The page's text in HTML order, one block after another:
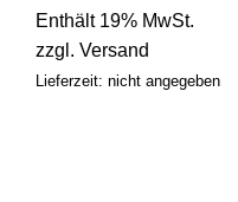
Enthält 19% MwSt.
zzgl. Versand
Lieferzeit: nicht angegeben